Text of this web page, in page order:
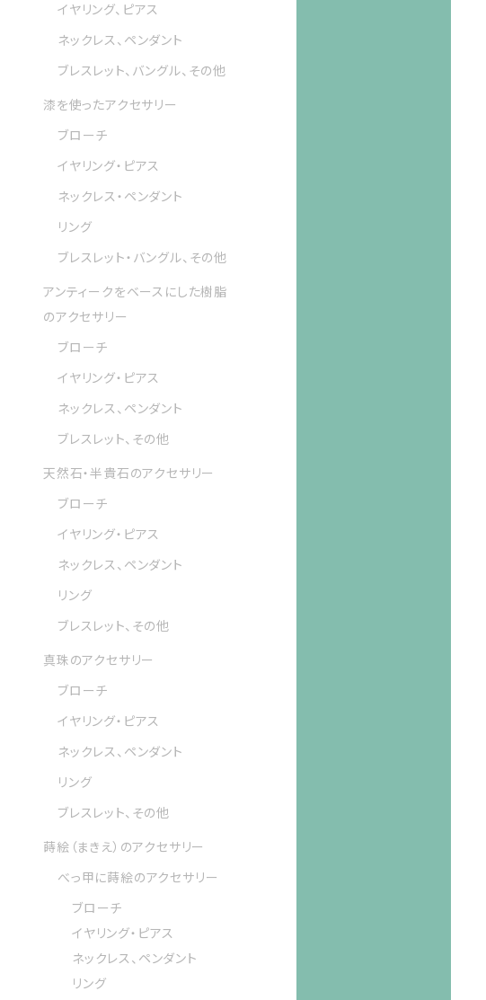
イヤリング、ピアス
ネックレス、ペンダント
ブレスレット、バングル、その他
漆を使ったアクセサリー
ブローチ
イヤリング・ピアス
ネックレス・ペンダント
リング
ブレスレット・バングル、その他
アンティークをベースにした樹脂
のアクセサリー
ブローチ
イヤリング・ピアス
ネックレス、ペンダント
ブレスレット、その他
天然石・半貴石のアクセサリー
ブローチ
イヤリング・ピアス
ネックレス、ペンダント
リング
ブレスレット、その他
真珠のアクセサリー
ブローチ
イヤリング・ピアス
ネックレス、ペンダント
リング
ブレスレット、その他
蒔絵（まきえ）のアクセサリー
べっ甲に蒔絵のアクセサリー
ブローチ
イヤリング・ピアス
ネックレス、ペンダント
リング